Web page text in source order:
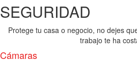
SEGURIDAD
Protege tu casa o negocio, no dejes
trabajo te ha
Cámaras